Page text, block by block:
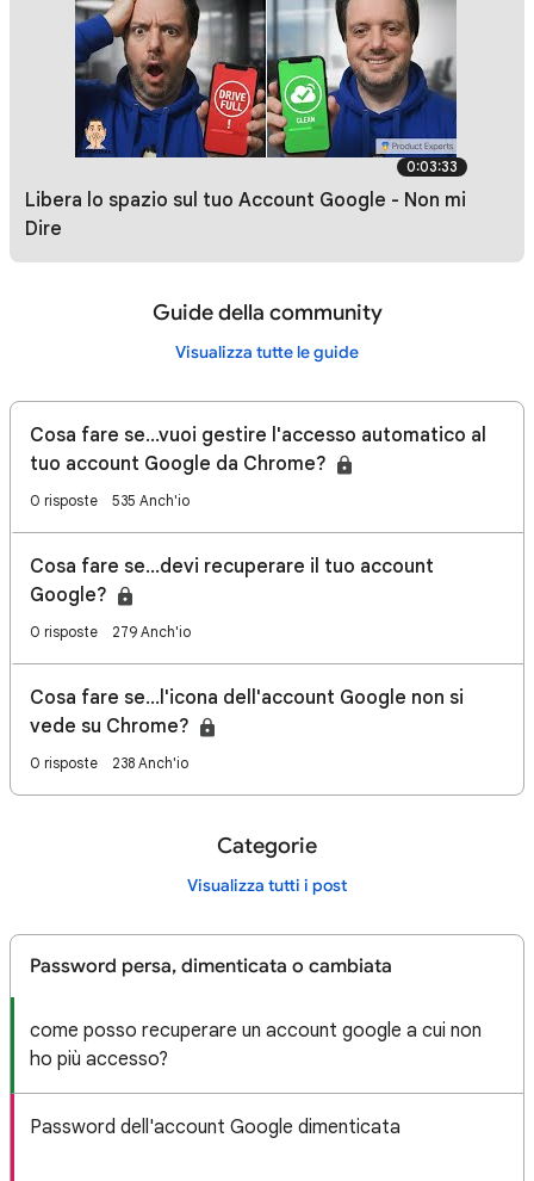
0:03:33
Libera lo spazio sul tuo Account Google - Non mi
Dire 😱
Guide della community
Visualizza tutte le guide
Cosa fare se...vuoi gestire l'accesso automatico al
tuo account Google da Chrome?
0 risposte 535 Anch'io
Cosa fare se...devi recuperare il tuo account
Google?
0 risposte 279 Anch'io
Cosa fare se...l'icona dell'account Google non si
vede su Chrome?
0 risposte 238 Anch'io
Categorie
Visualizza tutti i post
Password persa, dimenticata o cambiata
come posso recuperare un account google a cui non
ho più accesso?
Password dell'account Google dimenticata